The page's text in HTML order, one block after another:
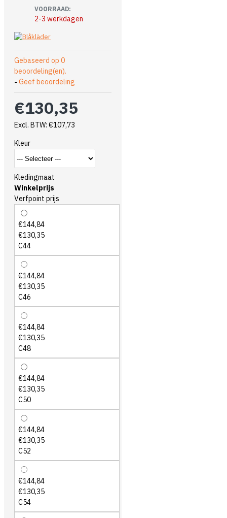
VOORRAAD:
2-3 werkdagen
Gebaseerd op 0
beoordeling(en).
- Geef beoordeling
€130,35
Excl. BTW: €107,73
Kleur
Kledingmaat
Winkelprijs
Verfpoint prijs
€144,84
€130,35
C44
€144,84
€130,35
C46
€144,84
€130,35
C48
€144,84
€130,35
C50
€144,84
€130,35
C52
€144,84
€130,35
C54